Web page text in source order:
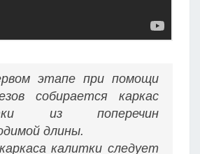
этапе при помощи
собирается каркас
из поперечин
длины.
калитки следует